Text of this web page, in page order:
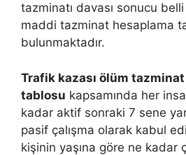
tazminatı davası sonucu
maddi tazminat hesaplama
bulunmaktadır.
Trafik kazası ölüm
tablosu kapsamında her
kadar aktif sonraki 7 sene
pasif çalışma olarak kabul
kişinin yaşına göre ne kadar